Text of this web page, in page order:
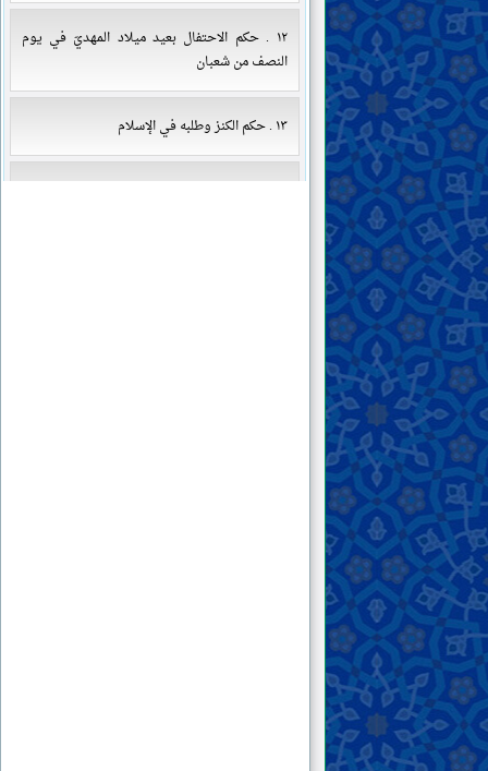
١٢ . حكم الاحتفال بعيد ميلاد المهديّ في يوم
النصف من شعبان
١٣ . حكم الكنز وطلبه في الإسلام